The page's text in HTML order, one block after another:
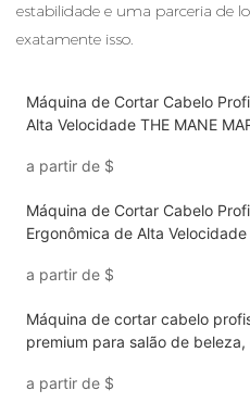
estabilidade e uma parceria de
exatamente isso.
Máquina de Cortar Cabelo
Alta Velocidade THE MANE
para Barbeiros - Venda por
a partir de $
Máquina de Cortar Cabelo
Ergonômica de Alta Velocidade
(Atacado)
a partir de $
Máquina de cortar cabelo
premium para salão de beleza,
altura, fabricada pela fábrica
a partir de $